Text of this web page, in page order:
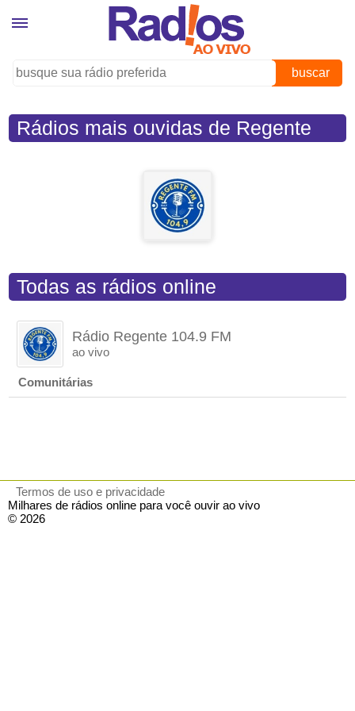
buscar
Rádios mais ouvidas de Regente
Todas as rádios online
Rádio Regente 104.9 FM
ao vivo
Comunitárias
Termos de uso e privacidade
Milhares de rádios online para você ouvir ao vivo
© 2026